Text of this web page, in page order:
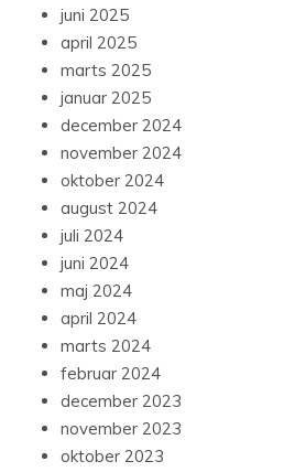
juni 2025
april 2025
marts 2025
januar 2025
december 2024
november 2024
oktober 2024
august 2024
juli 2024
juni 2024
maj 2024
april 2024
marts 2024
februar 2024
december 2023
november 2023
oktober 2023